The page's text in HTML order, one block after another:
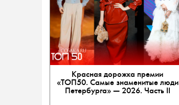
Красная дорожка премии
«ТОП50. Самые знаменитые люди
Петербурга» — 2026. Часть II